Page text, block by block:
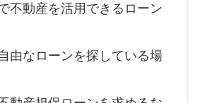
不動産を活用できるローン
由なローンを探している場